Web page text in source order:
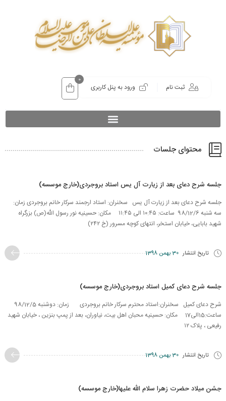
ثبت نام ورود به پنل کاربری
0
محتوای جلسات
جلسه شرح دعای بعد از زیارت آل یس استاد بروجردی(خارج موسسه)
جلسه شرح دعای بعد از زیارت آل یس سخنران: استاد ارجمند سرکار خانم بروجردی زمان:
سه شنبه 98/12/6 ساعت: ۱۰:۴۵ الی ۱۱:۴۵ مکان: حسینیه نور رسول الله(ص) بزرگراه
شهید بابایی، خیابان استخر، انتهای کوچه مسرور (خ ۲۴۲)
تاریخ انتشار 30 بهمن 1398
جلسه شرح دعای کمیل استاد بروجردی(خارج موسسه)
شرح دعای کمیل سخنران:استاد محترم سرکار خانم بروجردی زمان: دوشنبه 98/12/5
ساعت:15الی17 مکان: حسینیه محبان اهل بیت، نیاوران، بعد از پمپ بنزین ، خیابان شهید
رفیعی ، پلاک ۱۲
تاریخ انتشار 30 بهمن 1398
جشن میلاد حضرت زهرا سلام الله علیها(خارج موسسه)